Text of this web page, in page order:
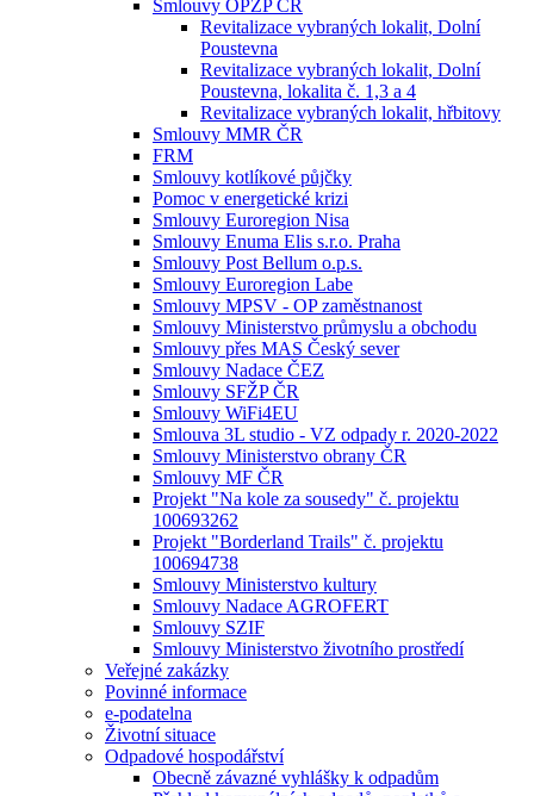
Smlouvy OPŽP ČR
Revitalizace vybraných lokalit, Dolní
Poustevna
Revitalizace vybraných lokalit, Dolní
Poustevna, lokalita č. 1,3 a 4
Revitalizace vybraných lokalit, hřbitovy
Smlouvy MMR ČR
FRM
Smlouvy kotlíkové půjčky
Pomoc v energetické krizi
Smlouvy Euroregion Nisa
Smlouvy Enuma Elis s.r.o. Praha
Smlouvy Post Bellum o.p.s.
Smlouvy Euroregion Labe
Smlouvy MPSV - OP zaměstnanost
Smlouvy Ministerstvo průmyslu a obchodu
Smlouvy přes MAS Český sever
Smlouvy Nadace ČEZ
Smlouvy SFŽP ČR
Smlouvy WiFi4EU
Smlouva 3L studio - VZ odpady r. 2020-2022
Smlouvy Ministerstvo obrany ČR
Smlouvy MF ČR
Projekt "Na kole za sousedy" č. projektu
100693262
Projekt "Borderland Trails" č. projektu
100694738
Smlouvy Ministerstvo kultury
Smlouvy Nadace AGROFERT
Smlouvy SZIF
Smlouvy Ministerstvo životního prostředí
Veřejné zakázky
Povinné informace
e-podatelna
Životní situace
Odpadové hospodářství
Obecně závazné vyhlášky k odpadům